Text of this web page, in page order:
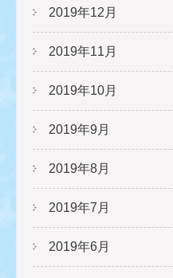
2019年12月
2019年11月
2019年10月
2019年9月
2019年8月
2019年7月
2019年6月